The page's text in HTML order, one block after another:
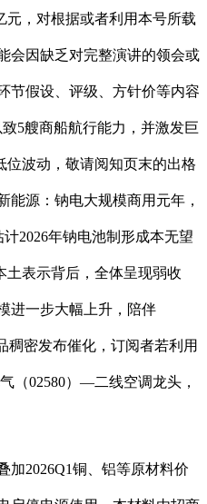
，对根据或者利用本号所载
会因缺乏对完整演讲的领会或
节假设、评级、方针价等内容
5艘商船航行能力，并激发巨
位波动，敬请阅知页末的出格
能源：钠电大规模商用元年，
2026年钠电池制形成本无望
土表示背后，全体呈现弱收
进一步大幅上升，陪伴
稠密发布催化，订阅者若利用
（02580）—二线空调龙头，
2026Q1铜、铝等原材料价